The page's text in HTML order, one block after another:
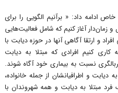
ادامه داد: « برآنیم الگویی را برای
آغاز کنیم که شامل فعالیت‌هایی
و ارتقا آگاهی آنها در حوزه دیابت با
کنیم افرادی که مبتلا به دیابت
نسبت به بیماری خود آگاه شوند.
دیابت و اطرافیانشان از جمله خانواده،
مبتلا به دیابت و همه شهروندان با